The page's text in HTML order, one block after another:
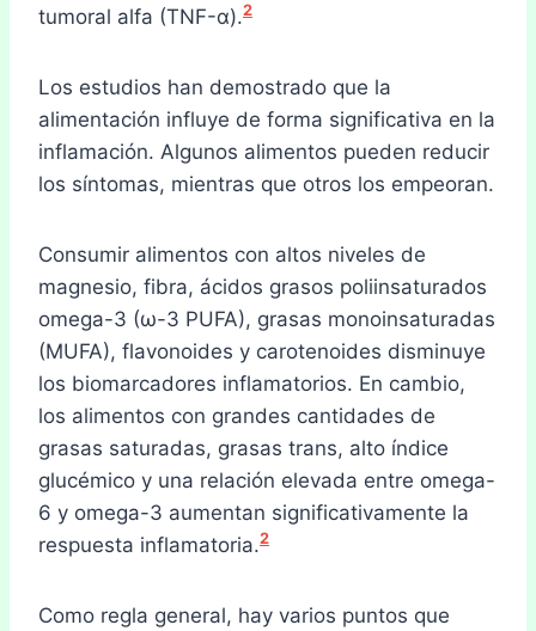
tumoral alfa (TNF-α).2
Los estudios han demostrado que la
alimentación influye de forma significativa en la
inflamación. Algunos alimentos pueden reducir
los síntomas, mientras que otros los empeoran.
Consumir alimentos con altos niveles de
magnesio, fibra, ácidos grasos poliinsaturados
omega-3 (ω-3 PUFA), grasas monoinsaturadas
(MUFA), flavonoides y carotenoides disminuye
los biomarcadores inflamatorios. En cambio,
los alimentos con grandes cantidades de
grasas saturadas, grasas trans, alto índice
glucémico y una relación elevada entre omega-
6 y omega-3 aumentan significativamente la
respuesta inflamatoria.2
Como regla general, hay varios puntos que